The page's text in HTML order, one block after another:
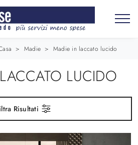
> Madie > Madie in laccato lucido
LUCIDO
Risultati